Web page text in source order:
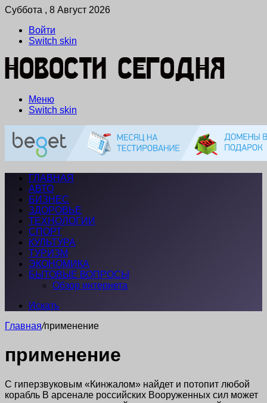
Суббота , 8 Август 2026
Войти
Switch skin
Меню
Switch skin
ГЛАВНАЯ
АВТО
БИЗНЕС
ЗДОРОВЬЕ
ТЕХНОЛОГИИ
СПОРТ
КУЛЬТУРА
ТУРИЗМ
ЭКОНОМИКА
БЫТОВЫЕ ВОПРОСЫ
Обзор интернета
Искать
Главная/применение
применение
С гиперзвуковым «Кинжалом» найдет и потопит любой
корабль В арсенале российских Вооруженных сил может